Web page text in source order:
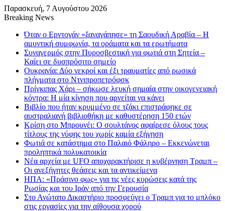
Παρασκευή, 7 Αυγούστου 2026
Breaking News
Όταν ο Ερντογάν «ξαναγάπησε» τη Σαουδική Αραβία – Η
αμυντική συμφωνία, τα οράματα και τα ερωτήματα
Συναγερμός στην Πυροσβεστική για φωτιά στη Σητεία –
Καίει σε δυσπρόσιτο σημείο
Ουκρανία: Δύο νεκροί και έξι τραυματίες από ρωσικά
πλήγματα στο Ντνιπροπετρόφσκ
Πρίγκιπας Χάρι – σήκωσε λευκή σημαία στην οικογενειακή
κόντρα: Η μία κίνηση που αρνείται να κάνει
Βιβλίο που ήταν κρυμμένο σε τζάκι επιστράφηκε σε
αυστραλιανή βιβλιοθήκη με καθυστέρηση 150 ετών
Κρίση στο Μπρουνέι: Ο σουλτάνος αφαίρεσε όλους τους
τίτλους της νύφης του χωρίς καμία εξήγηση
Φωτιά σε κατάστημα στο Παλαιό Φάληρο – Εκκενώνεται
προληπτικά πολυκατοικία
Νέα αρχεία με UFO αποχαρακτήρισε η κυβέρνηση Τραμπ –
Οι ανεξήγητες θεάσεις και τα αντικείμενα
ΗΠΑ: «Πράσινο φως» για τις νέες κυρώσεις κατά της
Ρωσίας και του Ιράν από την Γερουσία
Στο Ανώτατο Δικαστήριο προσφεύγει ο Τραμπ για το μπλόκο
στις εργασίες για την αίθουσα χορού